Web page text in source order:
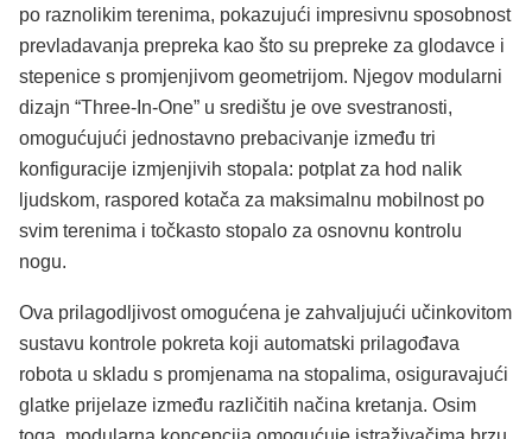
po raznolikim terenima, pokazujući impresivnu sposobnost
prevladavanja prepreka kao što su prepreke za glodavce i
stepenice s promjenjivom geometrijom. Njegov modularni
dizajn “Three-In-One” u središtu je ove svestranosti,
omogućujući jednostavno prebacivanje između tri
konfiguracije izmjenjivih stopala: potplat za hod nalik
ljudskom, raspored kotača za maksimalnu mobilnost po
svim terenima i točkasto stopalo za osnovnu kontrolu
nogu.
Ova prilagodljivost omogućena je zahvaljujući učinkovitom
sustavu kontrole pokreta koji automatski prilagođava
robota u skladu s promjenama na stopalima, osiguravajući
glatke prijelaze između različitih načina kretanja. Osim